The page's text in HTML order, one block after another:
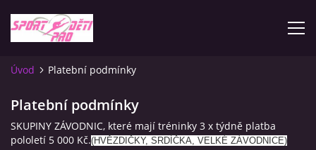
KONTAKTY
Úvod Platební podmínky
Platební podmínky
SKUPINY ZÁVODNIC, které mají tréninky 3 x týdně platba
pololetí 5 000 Kč.(HVĚZDIČKY, SRDÍČKA, VELKÉ ZÁVODNICE)